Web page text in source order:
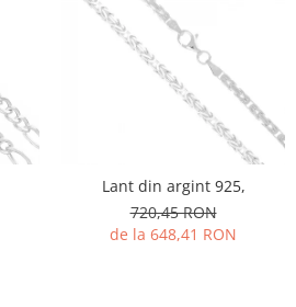
Lant din argint 925,
720,45 RON
de la 648,41 RON